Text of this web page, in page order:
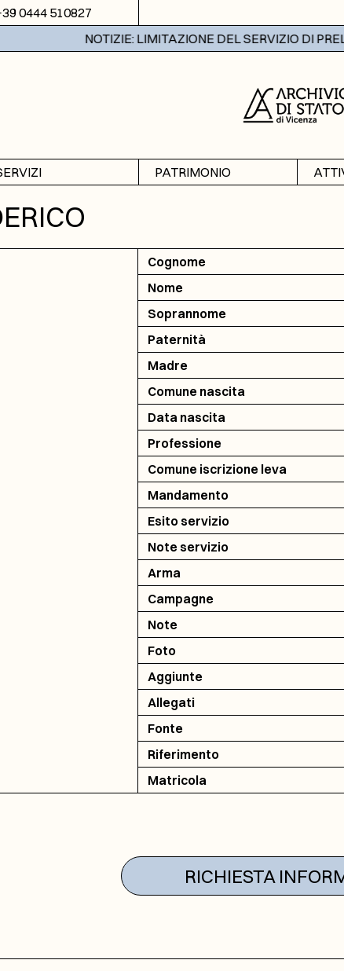
0444 510827
NOTIZIE: LIMITAZIONE DEL SERVIZIO DI
PATRIMONIO
Cognome
Nome
Soprannome
Paternità
Madre
Comune nascita
Data nascita
Professione
Comune iscrizione leva
Mandamento
Esito servizio
Note servizio
Arma
Campagne
Note
Foto
Aggiunte
Allegati
Fonte
Riferimento
Matricola
RICHIESTA